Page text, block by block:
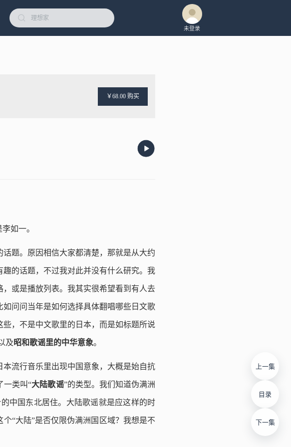
未登录
￥68.00 购买
上一集
目录
下一集
如一。
题。原因相信大家都清楚，那就是从大约
的话题，不过我对此并没有什么研究。我
或是播放列表。我其实很希望看到有人去
问问当年是如何选择具体翻唱哪些日文歌
，不是中文歌里的日本，而是如标题所说
及 昭和歌谣里的中华意象。
流行音乐里出现中国意象，大概是始自抗
一类叫“大陆歌谣”的类型。我们知道伪满洲
中国东北居住。大陆歌谣就是应这样的时
“大陆”是否仅限伪满洲国区域？我想是不